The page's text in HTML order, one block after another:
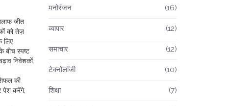
जीत
को तेज़
लिए
बीच स्पष्ट
निवेशकों
की
पेश करेंगे,
मनोरंजन (16)
व्यापार (12)
समाचार (12)
टेक्नोलॉजी (10)
शिक्षा (7)